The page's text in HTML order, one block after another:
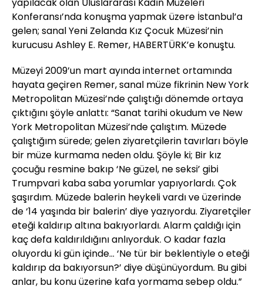
Konferansı’nda konuşma yapmak üzere İstanbul’a
gelen; sanal Yeni Zelanda Kız Çocuk Müzesi’nin
kurucusu Ashley E. Remer, HABERTÜRK’e konuştu.
Müzeyi 2009’un mart ayında internet ortamında
hayata geçiren Remer, sanal müze fikrinin New York
Metropolitan Müzesi’nde çalıştığı dönemde ortaya
çıktığını şöyle anlattı: “Sanat tarihi okudum ve New
York Metropolitan Müzesi’nde çalıştım. Müzede
çalıştığım sürede; gelen ziyaretçilerin tavırları böyle
bir müze kurmama neden oldu. Şöyle ki; Bir kız
çocuğu resmine bakıp ‘Ne güzel, ne seksi’ gibi
Trumpvari kaba saba yorumlar yapıyorlardı. Çok
şaşırdım. Müzede balerin heykeli vardı ve üzerinde
de ‘14 yaşında bir balerin’ diye yazıyordu. Ziyaretçiler
eteği kaldırıp altına bakıyorlardı. Alarm çaldığı için
kaç defa kaldırıldığını anlıyorduk. O kadar fazla
oluyordu ki gün içinde... ‘Ne tür bir beklentiyle o eteği
kaldırıp da bakıyorsun?’ diye düşünüyordum. Bu gibi
anlar, bu konu üzerine kafa yormama sebep oldu.”